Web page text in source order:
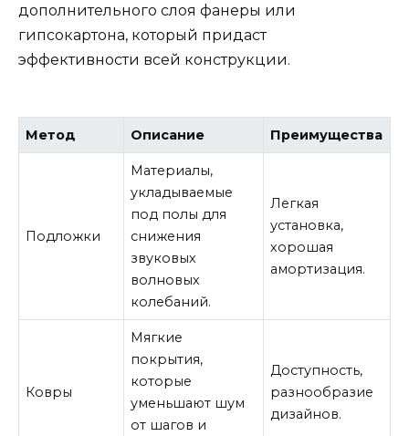
дополнительного слоя фанеры или
гипсокартона, который придаст
эффективности всей конструкции.
Метод Описание Преимущества
Подложки
Материалы,
укладываемые
под полы для
снижения
звуковых
волновых
колебаний.
Легкая
установка,
хорошая
амортизация.
Ковры
Мягкие
покрытия,
которые
уменьшают шум
от шагов и
Доступность,
разнообразие
дизайнов.